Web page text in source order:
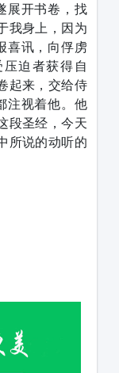
展开书卷，找
我身上，因为
喜讯，向俘虏
迫者获得自
起来，交给侍
注视着他。他
段圣经，今天
所说的动听的